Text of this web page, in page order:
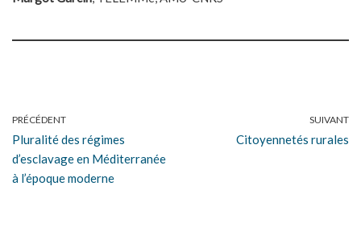
PRÉCÉDENT
Pluralité des régimes
d’esclavage en Méditerranée
à l’époque moderne
SUIVANT
Citoyennetés rurales